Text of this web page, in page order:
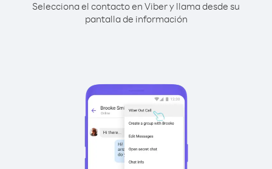
Selecciona el contacto en Viber y llama desde su
pantalla de información